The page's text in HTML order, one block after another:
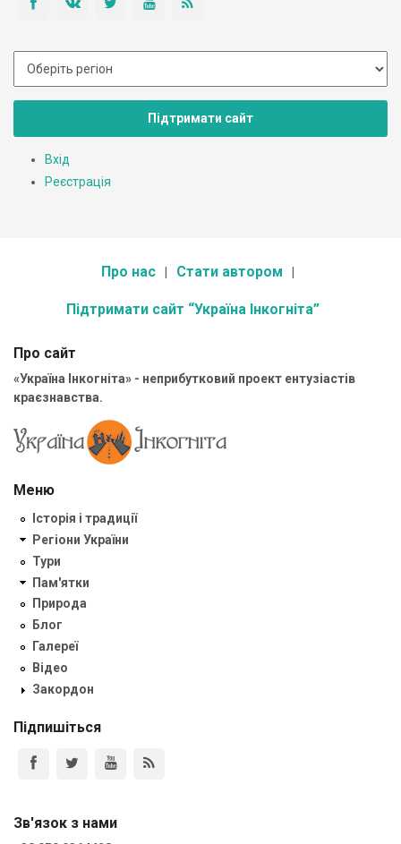
Підтримати сайт
Вхід
Реєстрація
Про нас Стати автором
Підтримати сайт “Україна Інкогніта”
Про сайт
«Україна Інкогніта» - неприбутковий проект ентузіастів
краєзнавства.
Меню
Історія і традиції
Регіони України
Тури
Пам'ятки
Природа
Блог
Галереї
Відео
Закордон
Підпишіться
Зв'язок з нами